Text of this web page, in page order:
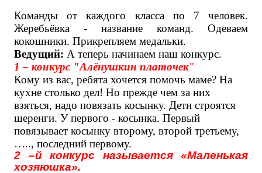
Команды от каждого класса по 7 человек.
Жеребьёвка - название команд. Одеваем
кокошники. Прикрепляем медальки.
Ведущий: А теперь начинаем наш конкурс.
1 – конкурс "Алёнушкин платочек"
Кому из вас, ребята хочется помочь маме? На
кухне столько дел! Но прежде чем за них
взяться, надо повязать косынку. Дети строятся
шеренги. У первого - косынка. Первый
повязывает косынку второму, второй третьему,
….., последний первому.
2 –й конкурс называется «Маленькая
хозяюшка».